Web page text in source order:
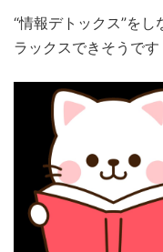
“情報デトックス”を
ラックスできそうです